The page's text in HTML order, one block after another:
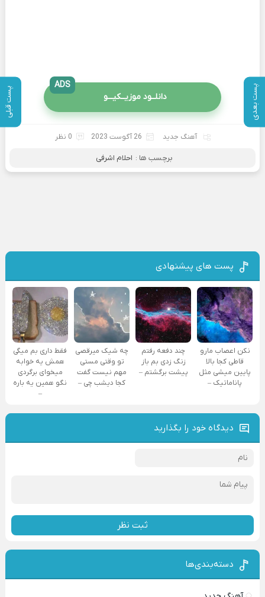
پست بعدی پست قبلی دانلــود موزیــکیـــو
ADS
آهنگ جدید 26 آگوست 2023 0 نظر
برچسب ها : احلام اشرفی
پست های پیشنهادی
نکن اعصاب مارو
قاطی کجا بالا
پایین میشی مثل
پاناماتیک –
چند دفعه رفتم
زنگ زدی بم باز
پیشت برگشتم –
چه شیک میرقصی
تو وقتی مستی
مهم نیست گفت
کجا دیشب چی –
فقط داری بم میگی
همش یه خوابه
میخوای برگردی
نگو همین یه باره
–
دیدگاه خود را بگذارید
ثبت نظر
دسته‌بندی‌ها